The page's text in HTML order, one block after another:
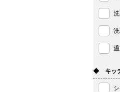
◆ キッ